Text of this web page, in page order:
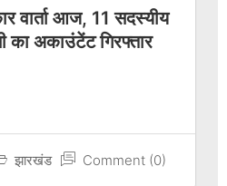
वार्ता आज, 11 सदस्यीय
का अकाउंटेंट गिरफ्तार
झारखंड Comment (0)